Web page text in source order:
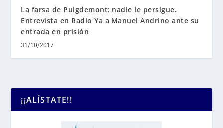
La farsa de Puigdemont: nadie le persigue.
Entrevista en Radio Ya a Manuel Andrino ante su
entrada en prisión
31/10/2017
¡¡ALÍSTATE!!